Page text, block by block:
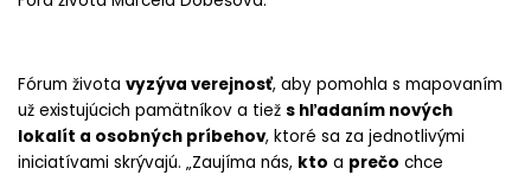
Fórum života vyzýva verejnosť, aby pomohla s mapovaním
už existujúcich pamätníkov a tiež s hľadaním nových
lokalít a osobných príbehov, ktoré sa za jednotlivými
iniciatívami skrývajú. „Zaujíma nás, kto a prečo chce